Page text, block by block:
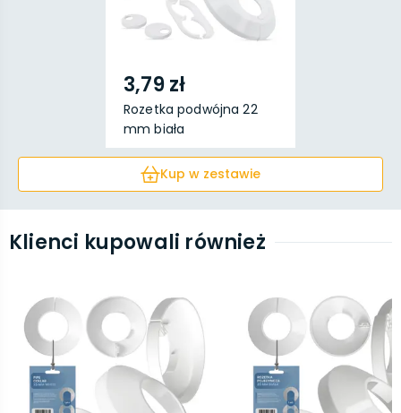
3,79 zł
Rozetka podwójna 22
mm biała
Kup w zestawie
Klienci kupowali również